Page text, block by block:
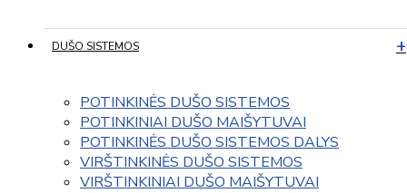
DUŠO SISTEMOS
POTINKINĖS DUŠO SISTEMOS
POTINKINIAI DUŠO MAIŠYTUVAI
POTINKINĖS DUŠO SISTEMOS DALYS
VIRŠTINKINĖS DUŠO SISTEMOS
VIRŠTINKINIAI DUŠO MAIŠYTUVAI